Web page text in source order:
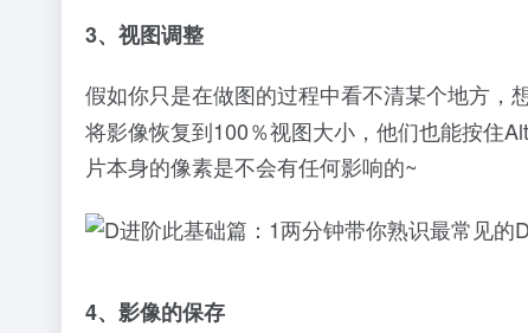
3、视图调整
假如你只是在做图的过程中看不清某个地方，
将影像恢复到100％视图大小，他们也能按住
片本身的像素是不会有任何影响的~
4、影像的保存